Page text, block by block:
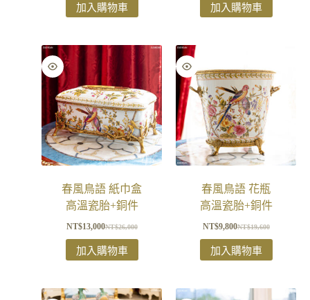
加入購物車 加入購物車
春風鳥語 紙巾盒
高溫瓷胎+銅件
NT$26,000
NT$13,000
加入購物車
春風鳥語 花瓶
高溫瓷胎+銅件
NT$19,600
NT$9,800
加入購物車